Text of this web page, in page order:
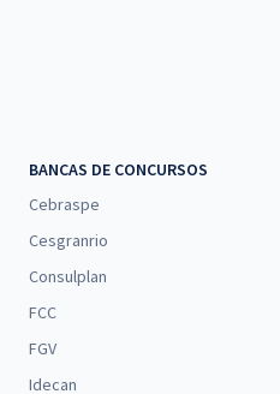
BANCAS DE CONCURSOS
Cebraspe
Cesgranrio
Consulplan
FCC
FGV
Idecan